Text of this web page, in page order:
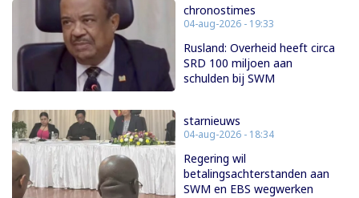
chronostimes
04-aug-2026 - 19:33
Rusland: Overheid heeft circa
SRD 100 miljoen aan
schulden bij SWM
starnieuws
04-aug-2026 - 18:34
Regering wil
betalingsachterstanden aan
SWM en EBS wegwerken